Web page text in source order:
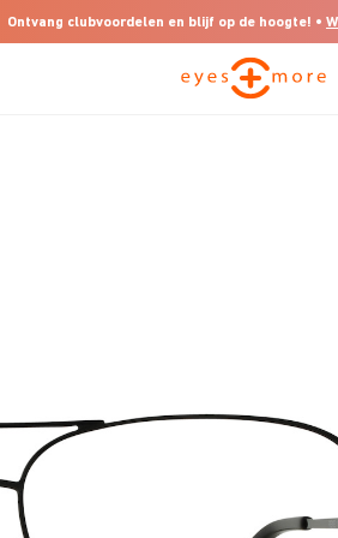
Ontvang clubvoordelen en blijf op de hoogte! •